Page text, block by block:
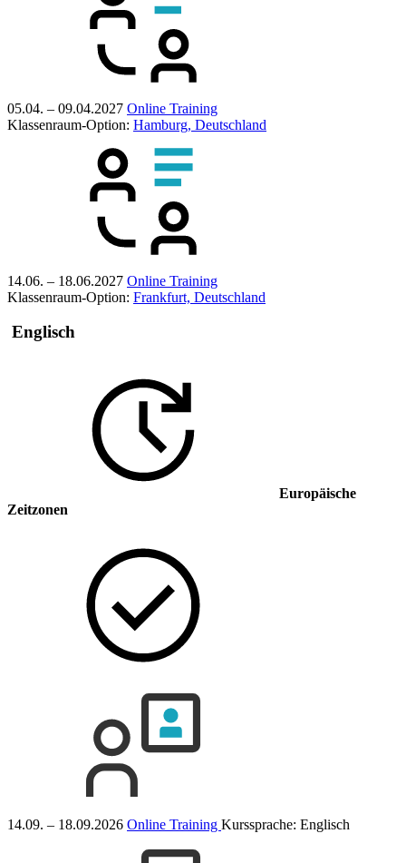
05.04. – 09.04.2027 Online Training
Klassenraum-Option: Hamburg, Deutschland
14.06. – 18.06.2027 Online Training
Klassenraum-Option: Frankfurt, Deutschland
Englisch
Europäische
Zeitzonen
14.09. – 18.09.2026 Online Training Kurssprache: Englisch